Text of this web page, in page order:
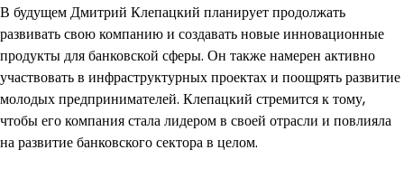
В будущем Дмитрий Клепацкий планирует продолжать
развивать свою компанию и создавать новые инновационные
продукты для банковской сферы. Он также намерен активно
участвовать в инфраструктурных проектах и поощрять развитие
молодых предпринимателей. Клепацкий стремится к тому,
чтобы его компания стала лидером в своей отрасли и повлияла
на развитие банковского сектора в целом.